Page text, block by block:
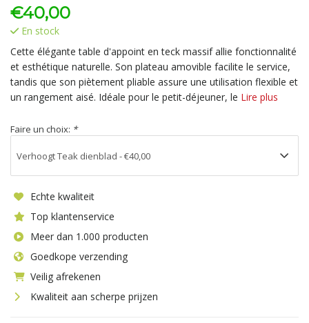
€40,00
En stock
Cette élégante table d'appoint en teck massif allie fonctionnalité
et esthétique naturelle. Son plateau amovible facilite le service,
tandis que son piètement pliable assure une utilisation flexible et
un rangement aisé. Idéale pour le petit-déjeuner, le Lire plus
Faire un choix: *
Echte kwaliteit
Top klantenservice
Meer dan 1.000 producten
Goedkope verzending
Veilig afrekenen
Kwaliteit aan scherpe prijzen